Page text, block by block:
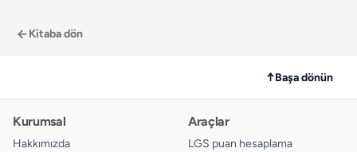
Kitaba dön
↑Başa dönün
Kurumsal
Hakkımızda
Araçlar
LGS puan hesaplama